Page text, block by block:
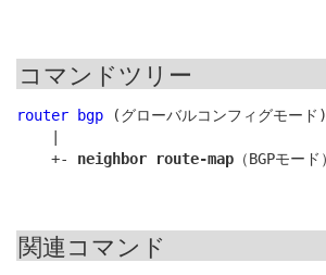
コマンドツリー
router bgp (グローバルコンフィグモード)
    +-
neighbor route-map
関連コマンド